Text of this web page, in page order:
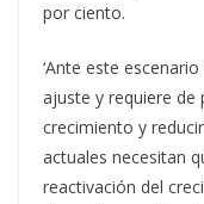
por ciento.
‘Ante este
ajuste y requiere de
crecimiento y
actuales necesitan
reactivación del